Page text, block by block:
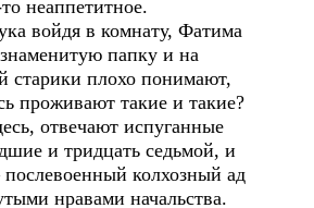
неаппетитное.
войдя в комнату, Фатима
папку и на
старики плохо понимают,
проживают такие и такие?
отвечают испуганные
и тридцать седьмой, и
колхозный ад
нравами начальства.